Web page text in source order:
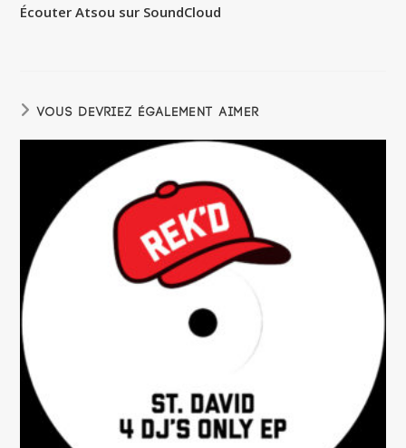
Écouter Atsou sur SoundCloud
VOUS DEVRIEZ ÉGALEMENT AIMER